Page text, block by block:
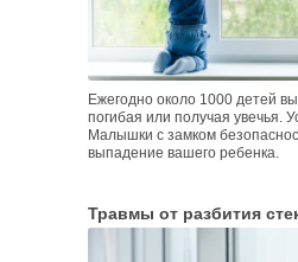
Ежегодно около 1000 детей
погибая или получая увечья.
Малышки с замком
выпадение вашего ребенка.
Травмы от разбития